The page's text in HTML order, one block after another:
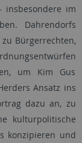
insbesondere im
Dahrendorfs
Bürgerrechten,
um Kim Gus
Ansatz ins
dazu an, zu
kulturpolitische
konzipieren und